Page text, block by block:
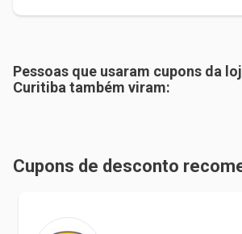
Pessoas que usaram cupons da
Curitiba também viram:
Cupons de desconto